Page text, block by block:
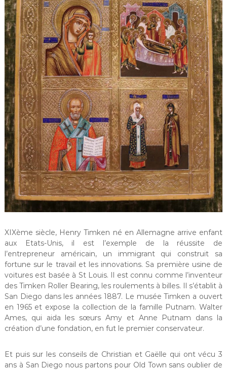
XIXème siècle, Henry Timken né en Allemagne arrive enfant
aux Etats-Unis, il est l’exemple de la réussite de
l’entrepreneur américain, un immigrant qui construit sa
fortune sur le travail et les innovations. Sa première usine de
voitures est basée à St Louis. Il est connu comme l’inventeur
des Timken Roller Bearing, les roulements à billes. Il s’établit à
San Diego dans les années 1887. Le musée Timken a ouvert
en 1965 et expose la collection de la famille Putnam. Walter
Ames, qui aida les sœurs Amy et Anne Putnam dans la
création d’une fondation, en fut le premier conservateur.
Et puis sur les conseils de Christian et Gaëlle qui ont vécu 3
ans à San Diego nous partons pour Old Town sans oublier de